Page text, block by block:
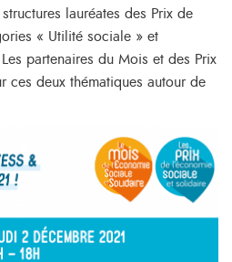
lauréates des Prix de
« Utilité sociale » et
partenaires du Mois et des Prix
ces deux thématiques autour de